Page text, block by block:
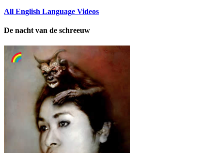
All English Language Videos
De nacht van de schreeuw